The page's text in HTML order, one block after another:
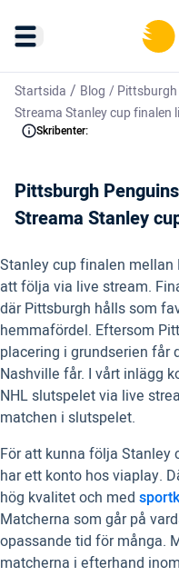
Startsida / Blog /
Streama Stanley cup finalen
Skribenter:
Pittsburgh
Streama Stanley
Stanley cup finalen
att följa via live stream.
där Pittsburgh hålls som
hemmafördel. Eftersom
placering i grundserien får
Nashville får. I vårt inlägg
NHL slutspelet via live
matchen i slutspelet.
För att kunna följa Stanley
har ett konto hos viaplay.
hög kvalitet och med
Matcherna som går på
opassande tid för många.
matcherna i efterhand